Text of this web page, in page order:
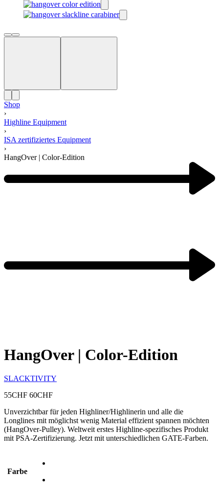
Shop
›
Highline Equipment
›
ISA zertifiziertes Equipment
›
HangOver | Color-Edition
HangOver | Color-Edition
SLACKTIVITY
55CHF 60CHF
Unverzichtbar für jeden Highliner/Highlinerin und alle die
Longlines mit möglichst wenig Material effizient spannen möchten
(HangOver-Pulley). Weltweit erstes Highline-spezifisches Produkt
mit PSA-Zertifizierung. Jetzt mit unterschiedlichen GATE-Farben.
Farbe